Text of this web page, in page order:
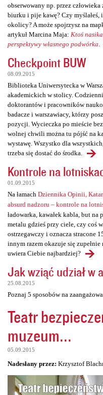
obserwowany np. przez
biurku i pije kawę? Czy myślałeś,
okolicy? A może spojrzysz na
artykuł Marcina Maja: Ktoś
perspektywy własnego podwórka
Checkpoint BUW
08.09.2015
Biblioteka Uniwersytecka w
akademickich w stolicy.
doktorantów i pracowników
badacze i warszawiacy, którzy
pozycji. Wycieczka po mieście
wolnej chwili można tu pójść na
wystawę. Wszystko dla
trzeba się dostać do środka.
Kontrole na
01.09.2015
Na łamach Dziennika Opinii,
absurd nadzoru – kontrole na
ładowarka, kawałek kabla, but na
metalu gdzieś przy ciele, czy coś
ostrzegawczy i oznacza stracone
innym razem okazuje się
uwiera Ciebie najbardziej?
Jak wziąć udział w
25.08.2015
Poznaj 5 sposobów na
Teatr
muzeum...
05.09.2015
Nadesłany przez: Krzysztof